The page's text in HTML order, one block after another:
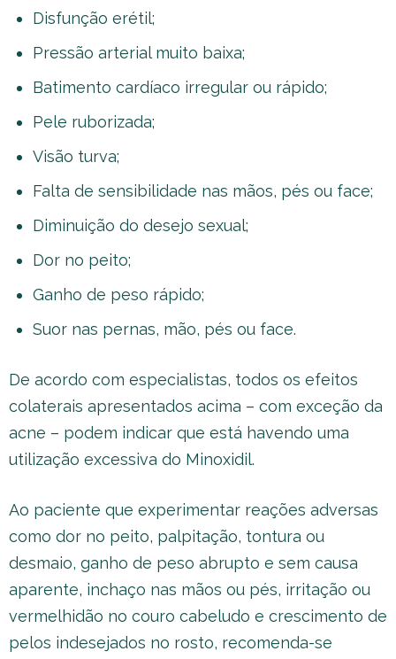
Disfunção erétil;
Pressão arterial muito baixa;
Batimento cardíaco irregular ou rápido;
Pele ruborizada;
Visão turva;
Falta de sensibilidade nas mãos, pés ou face;
Diminuição do desejo sexual;
Dor no peito;
Ganho de peso rápido;
Suor nas pernas, mão, pés ou face.
De acordo com especialistas, todos os efeitos
colaterais apresentados acima – com exceção da
acne – podem indicar que está havendo uma
utilização excessiva do Minoxidil.
Ao paciente que experimentar reações adversas
como dor no peito, palpitação, tontura ou
desmaio, ganho de peso abrupto e sem causa
aparente, inchaço nas mãos ou pés, irritação ou
vermelhidão no couro cabeludo e crescimento de
pelos indesejados no rosto, recomenda-se